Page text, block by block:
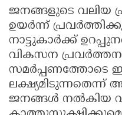
ജനങ്ങളുടെ വലിയ
ഉയർന്ന്
നാട്ടുകാർക്ക്
വികസന
സമർപ്പണത്തോടെ
ലക്ഷ്യമിടുന്നതെന്ന്
ജനങ്ങൾ നൽകിയ